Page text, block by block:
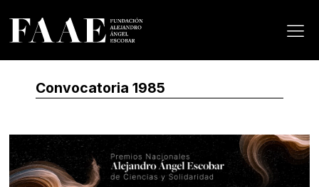
Convocatoria 1985